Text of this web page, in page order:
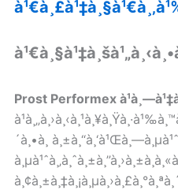
Prost Performex
´à¸•à¸